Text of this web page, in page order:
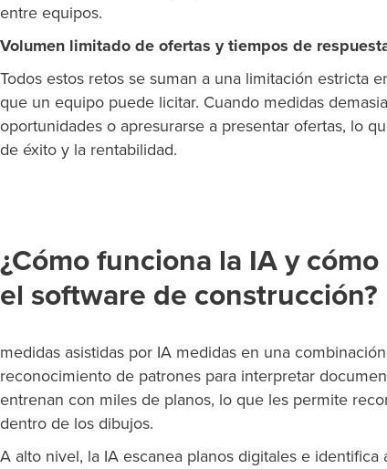
entre equipos.
Volumen limitado de ofertas y tiempos de
Todos estos retos se suman a una limitación estricta
que un equipo puede licitar. Cuando medidas
oportunidades o apresurarse a presentar ofertas, lo
de éxito y la rentabilidad.
¿Cómo funciona la IA y
el software de construcción?
medidas asistidas por IA medidas en una
reconocimiento de patrones para interpretar
entrenan con miles de planos, lo que les permite
dentro de los dibujos.
A alto nivel, la IA escanea planos digitales e